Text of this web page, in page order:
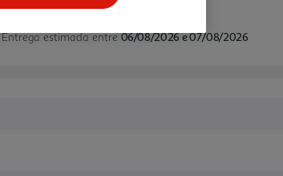
Entrega estimada entre06/08/2026 e 07/08/2026